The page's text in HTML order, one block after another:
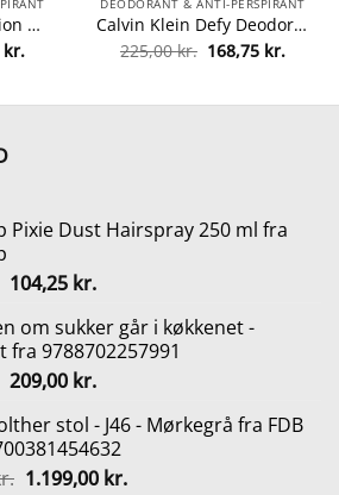
Paco Rabanne 1 Million Deodorant Spray 150 ml fra Paco Rabanne
kr.Den
213,95 kr..
DEODORANT & ANTI-PERSPIRANT
Calvin Klein Defy Deodorant Spray 150 ml fra Calvin Klein
225,00kr. Den
oprindelige
225,00 kr..
168,75 kr.Den
Pixie Dust Hairspray 250 ml fra
Den
pris
var:
139,00 kr..
104,25 kr.Den
pris
er:
104,25 kr..
om sukker går i køkkenet -
fra 9788702257991
Den
pris
var:
269,95 kr..
209,00 kr.Den
pris
er:
209,00 kr..
stol - J46 - Mørkegrå fra FDB
Den
1.199,00 kr.Den